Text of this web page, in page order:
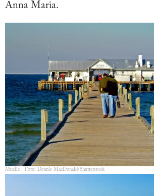
Anna Maria.
Muelle | Foto: Dennis MacDonald/Shutterstock